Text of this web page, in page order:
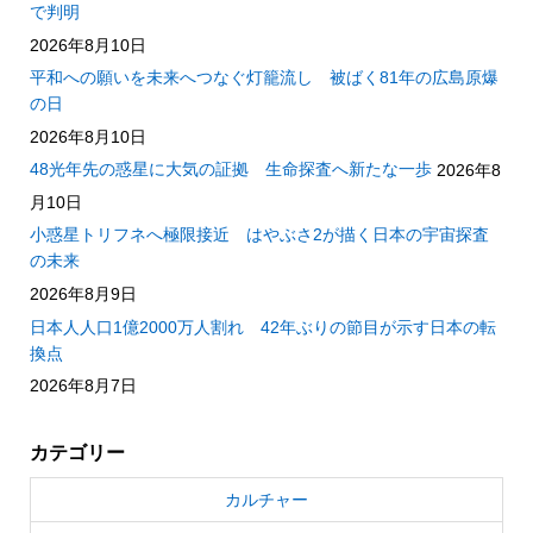
で判明
2026年8月10日
平和への願いを未来へつなぐ灯籠流し 被ばく81年の広島原爆
の日
2026年8月10日
48光年先の惑星に大気の証拠 生命探査へ新たな一歩 2026年8
月10日
小惑星トリフネへ極限接近 はやぶさ2が描く日本の宇宙探査
の未来
2026年8月9日
日本人人口1億2000万人割れ 42年ぶりの節目が示す日本の転
換点
2026年8月7日
カテゴリー
カルチャー